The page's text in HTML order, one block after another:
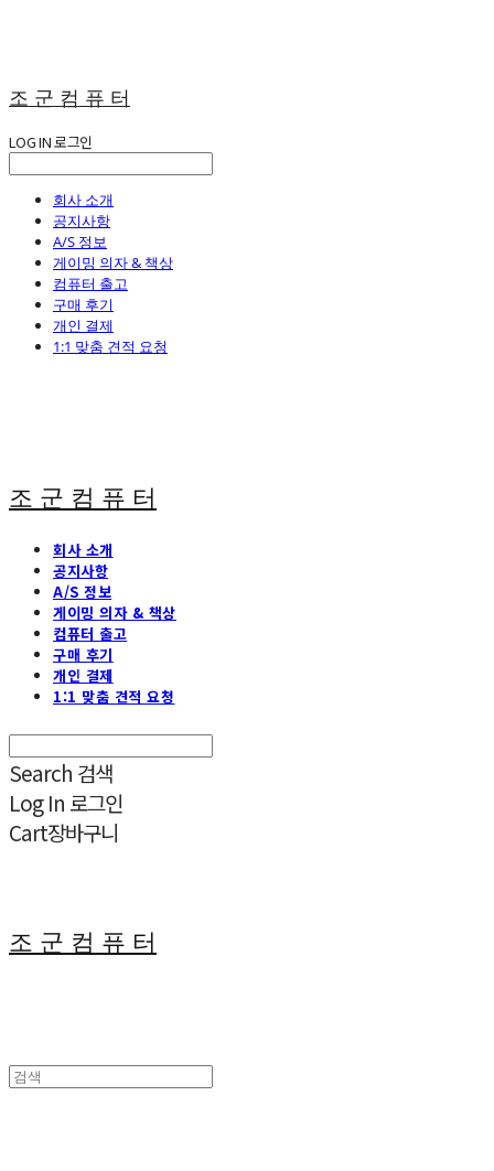
조 군 컴 퓨 터
LOG IN로그인
회사 소개
공지사항
A/S 정보
게이밍 의자 & 책상
컴퓨터 출고
구매 후기
개인 결제
1:1 맞춤 견적 요청
조 군 컴 퓨 터
회사 소개
공지사항
A/S 정보
게이밍 의자 & 책상
컴퓨터 출고
구매 후기
개인 결제
1:1 맞춤 견적 요청
Search 검색
Log In 로그인
Cart장바구니
조 군 컴 퓨 터